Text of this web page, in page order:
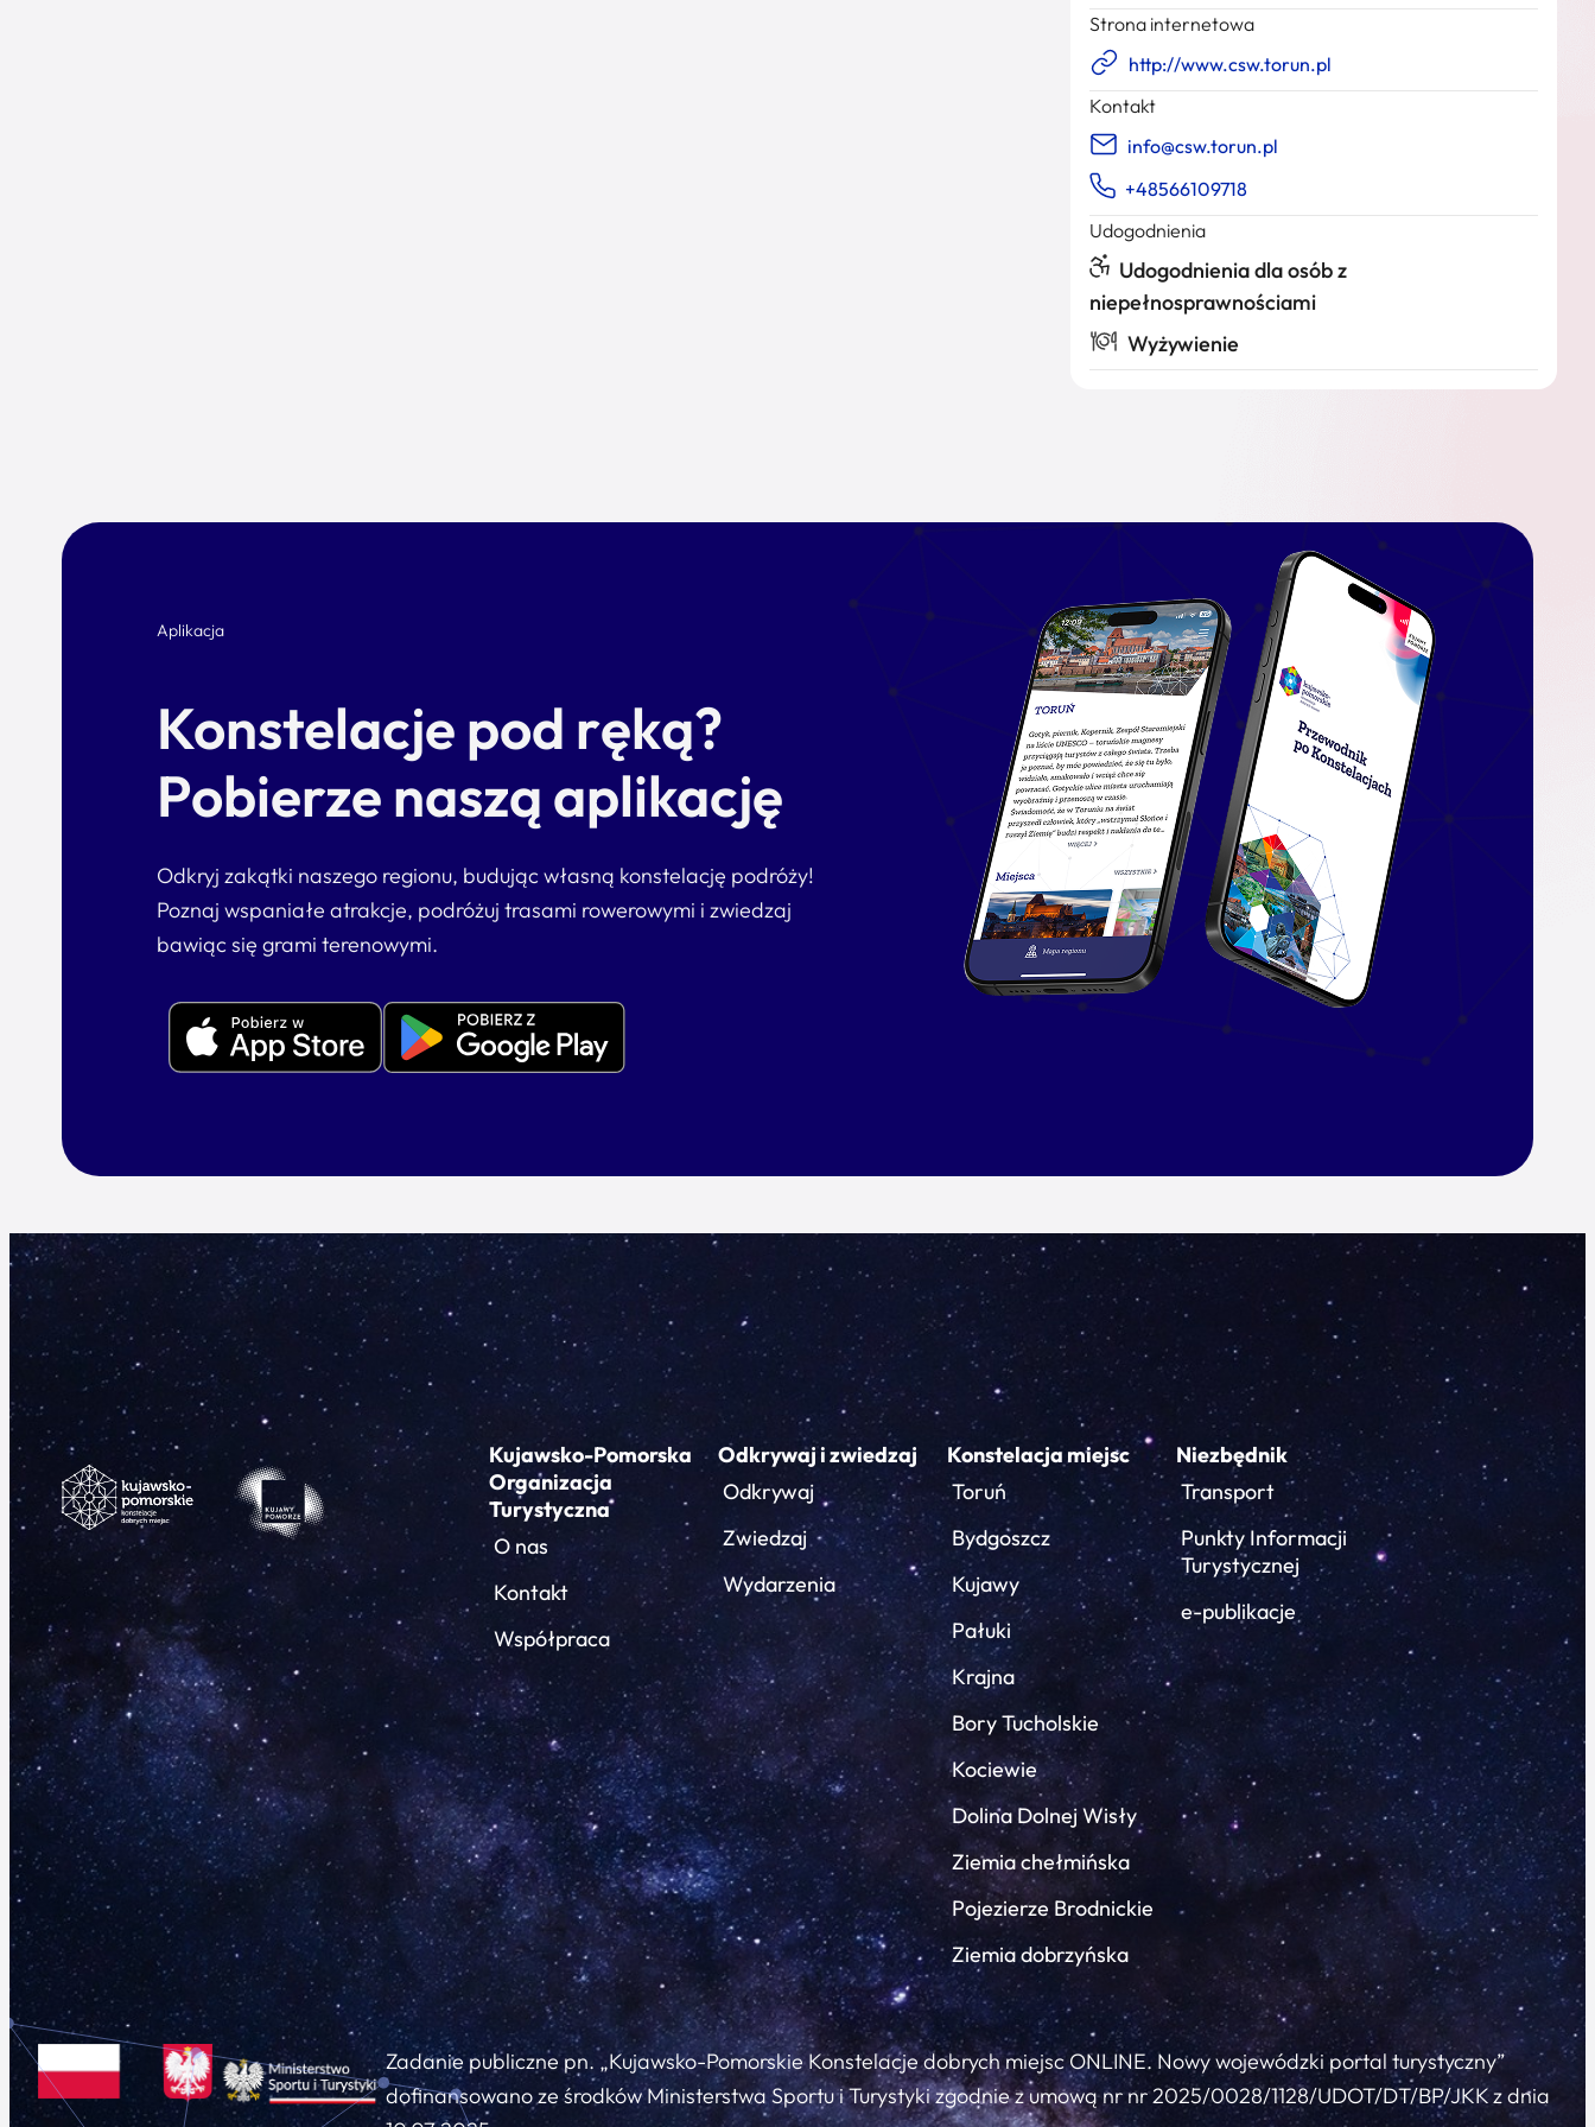
Strona internetowa
http://www.csw.torun.pl
Kontakt
info@csw.torun.pl
+48566109718
Udogodnienia
Udogodnienia dla osób z
niepełnosprawnościami
Wyżywienie
Aplikacja
Konstelacje pod ręką?
Pobierze naszą aplikację
Odkryj zakątki naszego regionu, budując własną konstelację podróży!
Poznaj wspaniałe atrakcje, podróżuj trasami rowerowymi i zwiedzaj
bawiąc się grami terenowymi.
Kujawsko-Pomorska
Organizacja
Turystyczna
O nas
Kontakt
Współpraca
Odkrywaj i zwiedzaj
Odkrywaj
Zwiedzaj
Wydarzenia
Konstelacja miejsc
Toruń
Bydgoszcz
Kujawy
Pałuki
Krajna
Bory Tucholskie
Kociewie
Dolina Dolnej Wisły
Ziemia chełmińska
Pojezierze Brodnickie
Ziemia dobrzyńska
Niezbędnik
Transport
Punkty Informacji
Turystycznej
e-publikacje
Zadanie publiczne pn. „Kujawsko-Pomorskie Konstelacje dobrych miejsc ONLINE. Nowy wojewódzki portal turystyczny”
dofinansowano ze środków Ministerstwa Sportu i Turystyki zgodnie z umową nr nr 2025/0028/1128/UDOT/DT/BP/JKK z dnia